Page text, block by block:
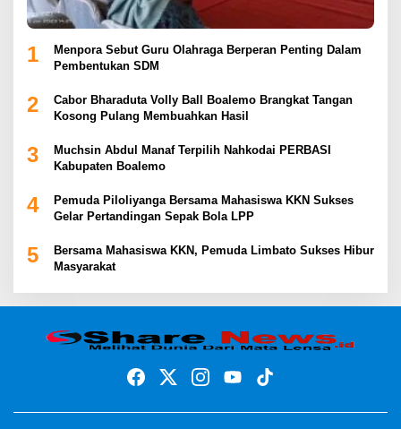
1
Menpora Sebut Guru Olahraga Berperan Penting Dalam
Pembentukan SDM
2
Cabor Bharaduta Volly Ball Boalemo Brangkat Tangan
Kosong Pulang Membuahkan Hasil
3
Muchsin Abdul Manaf Terpilih Nahkodai PERBASI
Kabupaten Boalemo
4
Pemuda Piloliyanga Bersama Mahasiswa KKN Sukses
Gelar Pertandingan Sepak Bola LPP
5
Bersama Mahasiswa KKN, Pemuda Limbato Sukses Hibur
Masyarakat